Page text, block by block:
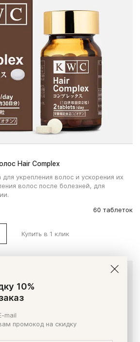
Hair Complex
укрепления волос и ускорения их
волос после болезней, для
60 таблеток
Купить в 1 клик
3-30
10%
mail
промокод на скидку